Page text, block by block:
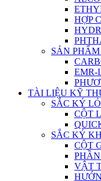
HỢP
SẢN
EMR-
TÀI LIỆU KỸ
SẮC KÝ
CỘT
SẮC KÝ
CỘT
VẬT